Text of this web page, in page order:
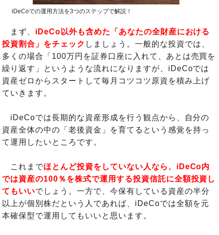
iDeCoでの運用方法を3つのステップで解説！
まず、 iDeCo以外も含めた「あなたの全財産における
投資割合」をチェック しましょう。一般的な投資では、
多くの場合「100万円を証券口座に入れて、あとは売買を
繰り返す」というような流れになりますが、iDeCoでは
資産ゼロからスタートして毎月コツコツ原資を積み上げ
ていきます。
iDeCoでは長期的な資産形成を行う観点から、自分の
資産全体の中の「老後資金」を育てるという感覚を持っ
て運用したいところです。
これまでほとんど投資をしていない人なら、iDeCo内
では資産の100％を株式で運用する投資信託に全額投資し
てもいいでしょう。一方で、今保有している資産の半分
以上が個別株だという人であれば、iDeCoでは全額を元
本確保型で運用してもいいと思います。